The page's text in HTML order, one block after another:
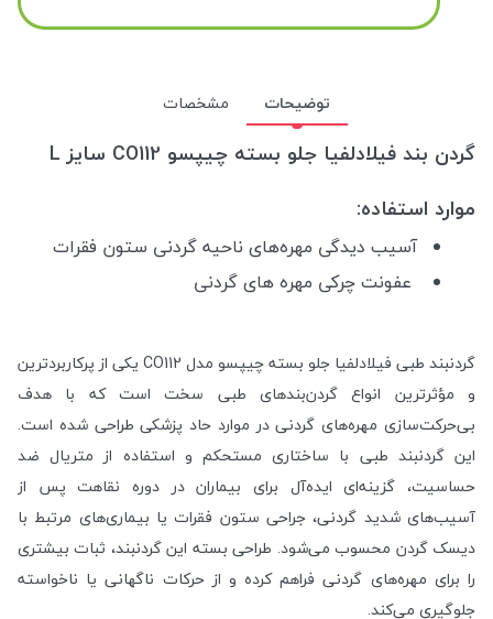
توضیحات مشخصات
گردن بند فیلادلفیا جلو بسته چیپسو CO112 سایز L
موارد استفاده:
آسیب دیدگی مهره‌های ناحیه گردنی ستون فقرات
عفونت چرکی مهره های گردنی
گردنبند طبی فیلادلفیا جلو بسته چیپسو مدل CO112 یکی از پرکاربردترین
و مؤثرترین انواع گردن‌بندهای طبی سخت است که با هدف
بی‌حرکت‌سازی مهره‌های گردنی در موارد حاد پزشکی طراحی شده است.
این گردنبند طبی با ساختاری مستحکم و استفاده از متریال ضد
حساسیت، گزینه‌ای ایده‌آل برای بیماران در دوره نقاهت پس از
آسیب‌های شدید گردنی، جراحی ستون فقرات یا بیماری‌های مرتبط با
دیسک گردن محسوب می‌شود. طراحی بسته این گردنبند، ثبات بیشتری
را برای مهره‌های گردنی فراهم کرده و از حرکات ناگهانی یا ناخواسته
جلوگیری می‌کند.